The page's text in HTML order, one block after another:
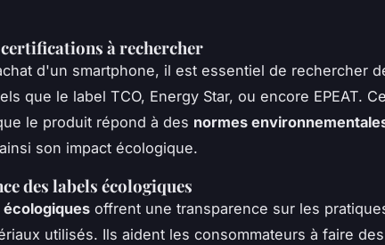
à rechercher
d'un smartphone, il est essentiel de rechercher
que le label TCO, Energy Star, ou encore EPEAT.
le produit répond à des normes
son impact écologique.
des labels écologiques
écologiques offrent une transparence sur les
utilisés. Ils aident les consommateurs à faire